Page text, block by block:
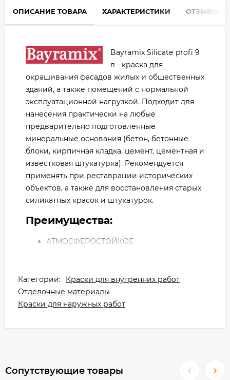
ОПИСАНИЕ ТОВАРА ХАРАКТЕРИСТИКИ ОТЗЫВЫ
Bayramix Silicatе profi 9
л - краска для
окрашивания фасадов жилых и общественных
зданий, а также помещений с нормальной
эксплуатационной нагрузкой. Подходит для
нанесения практически на любые
предварительно подготовленные
минеральные основания (бетон, бетонные
блоки, кирпичная кладка, цемент, цементная и
известковая штукатурка). Рекомендуется
применять при реставрации исторических
объектов, а также для восстановления старых
силикатных красок и штукатурок.
Преимущества:
АТМОСФЕРОСТОЙКОЕ
ЛЁГКОСТЬ НАНЕСЕНИЯ
Подготовка поверхности:
равномерность впитывающей способности
Категории:
Краски для внутренних работ
Отделочные материалы
Краски для наружных работ
Сопутствующие товары